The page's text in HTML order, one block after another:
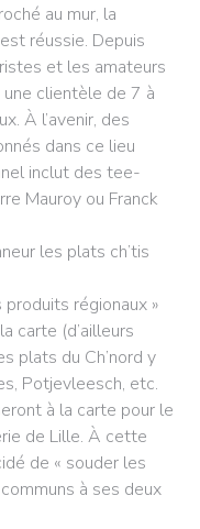
au mur, la
réussie. Depuis
et les amateurs
une clientèle de 7 à
À l’avenir, des
dans ce lieu
inclut des tee-
Mauroy ou Franck
les plats ch’tis
régionaux »
carte (d’ailleurs
plats du Ch’nord y
Potjevleesch, etc.
à la carte pour le
de Lille. À cette
de « souder les
à ses deux